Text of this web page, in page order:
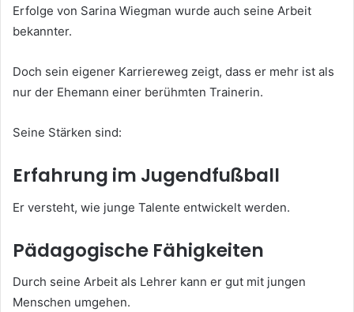
Erfolge von Sarina Wiegman wurde auch seine Arbeit
bekannter.
Doch sein eigener Karriereweg zeigt, dass er mehr ist als
nur der Ehemann einer berühmten Trainerin.
Seine Stärken sind:
Erfahrung im Jugendfußball
Er versteht, wie junge Talente entwickelt werden.
Pädagogische Fähigkeiten
Durch seine Arbeit als Lehrer kann er gut mit jungen
Menschen umgehen.